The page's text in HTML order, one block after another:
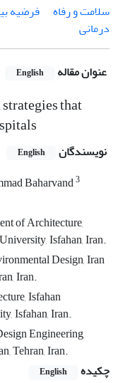
سلامت و رفاه
فرضیه
درمانی
عنوان مقاله English
that
نویسندگان English
Baharvand3
of Architecture,
Isfahan, Iran.
Design, Iran
Iran.
Isfahan
Isfahan, Iran.
Engineering,
Tehran, Iran.
چکیده
English